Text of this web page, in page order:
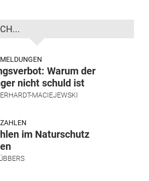
Warum der
nicht schuld ist
MACIEJEWSKI
im Naturschutz